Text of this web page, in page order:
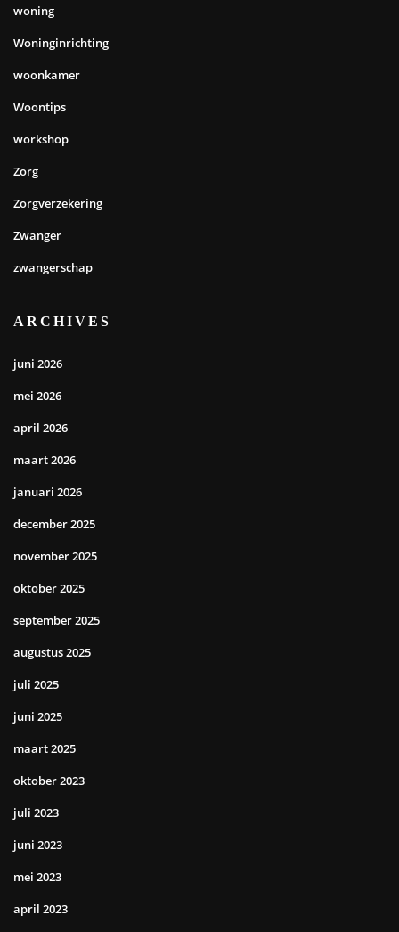
woning
Woninginrichting
woonkamer
Woontips
workshop
Zorg
Zorgverzekering
Zwanger
zwangerschap
ARCHIVES
juni 2026
mei 2026
april 2026
maart 2026
januari 2026
december 2025
november 2025
oktober 2025
september 2025
augustus 2025
juli 2025
juni 2025
maart 2025
oktober 2023
juli 2023
juni 2023
mei 2023
april 2023